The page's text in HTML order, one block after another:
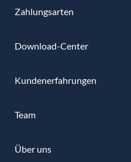
Zahlungsarten
Download-Center
Kundenerfahrungen
Team
Über uns